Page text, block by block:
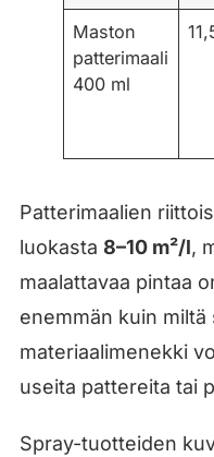
Maston
patterimaali
400 ml
Patterimaalien
luokasta 8–10 m²/l,
maalattavaa pintaa
enemmän kuin miltä
materiaalimenekki
useita pattereita tai
Spray-tuotteiden